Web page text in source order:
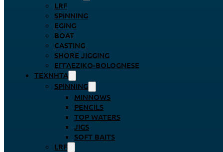
LRF
SPINNING
EGING
BOAT
CASTING
SHORE JIGGING
ΕΓΓΛΈΖΙΚΟ-BOLOGNESE
ΤΕΧΝΗΤΆ
SPINNING
MINNOWS
PENCILS
TOP WATERS
JIGS
SOFT BAITS
LRF